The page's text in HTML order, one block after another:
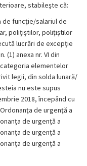
stabileşte că:
de funcţie/salariul de
poliţiştilor, poliţiştilor
lucrări de excepţie
(1) anexa nr. VI din
categoria elementelor
legii, din solda lunară/
nu este supus
2018, începând cu
de urgenţă a
de urgenţă a
de urgenţă a
de urgenţă a